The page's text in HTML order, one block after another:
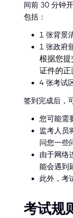
间前 30 分钟
包括：
1 张背景
1 张政府
根据您
证件的正
4 张考试
签到完成后，
您可能需
监考人员
问您一些
由于网络
能会遇到
此外，考
考试规